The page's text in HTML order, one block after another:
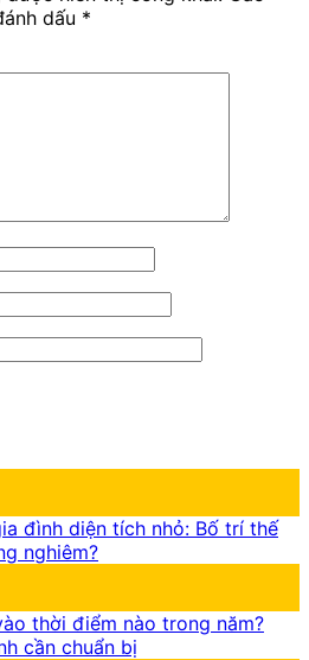
dấu *
đình diện tích nhỏ: Bố trí thế
nghiêm?
thời điểm nào trong năm?
cần chuẩn bị